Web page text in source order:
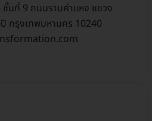
ชั้นที่ 9 ถนนรามคำแหง แขวง
กรุงเทพมหานคร 10240